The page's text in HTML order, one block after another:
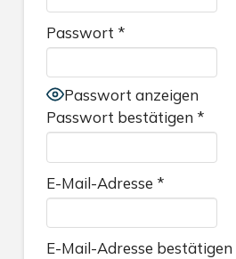
Passwort *
Passwort anzeigen
Passwort bestätigen *
E-Mail-Adresse *
E-Mail-Adresse bestätigen